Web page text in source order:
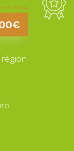
PARTIR DE